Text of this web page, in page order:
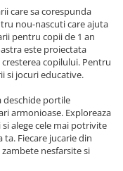
care sa corespunda
nou-nascuti care ajuta
pentru copii de 1 an
este proiectata
copilului. Pentru
si jocuri educative.
deschide portile
armonioase. Exploreaza
alege cele mai potrivite
Fiecare jucarie din
nesfarsite si